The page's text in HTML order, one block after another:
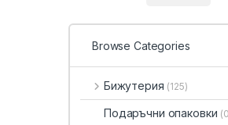
Browse Categories
Бижутерия (125)
Подаръчни опаковки